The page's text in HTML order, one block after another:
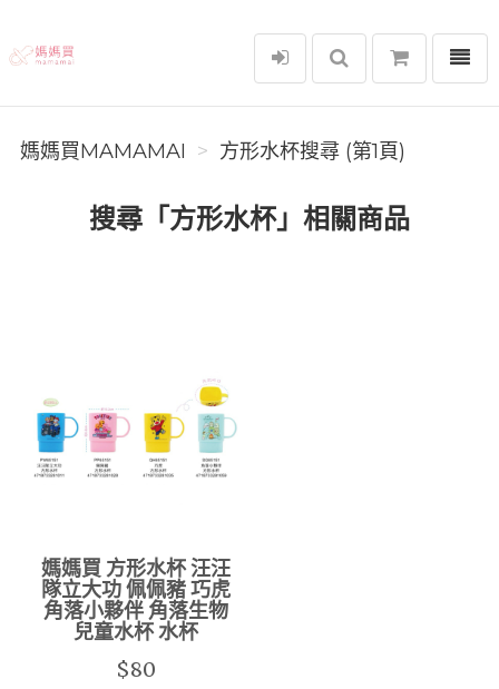
媽媽買MAMAMAI
選單
媽媽買MAMAMAI 方形水杯搜尋 (第1頁)
搜尋「方形水杯」相關商品
媽媽買 方形水杯 汪汪
隊立大功 佩佩豬 巧虎
角落小夥伴 角落生物
兒童水杯 水杯
$80